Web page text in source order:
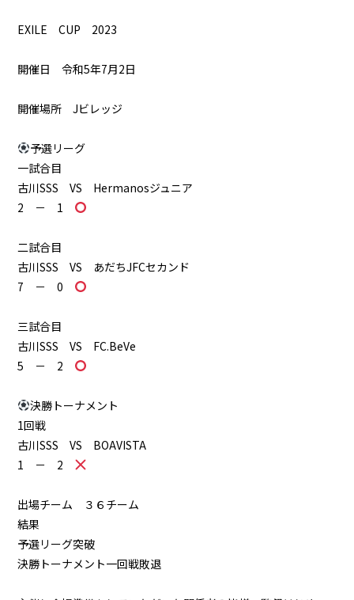
EXILE CUP 2023
開催日 令和5年7月2日
開催場所 Jビレッジ
予選リーグ
一試合目
古川SSS VS Hermanosジュニア
2 － 1
二試合目
古川SSS VS あだちJFCセカンド
7 － 0
三試合目
古川SSS VS FC.BeVe
5 － 2
決勝トーナメント
1回戦
古川SSS VS BOAVISTA
1 － 2
出場チーム ３６チーム
結果
予選リーグ突破
決勝トーナメント一回戦敗退